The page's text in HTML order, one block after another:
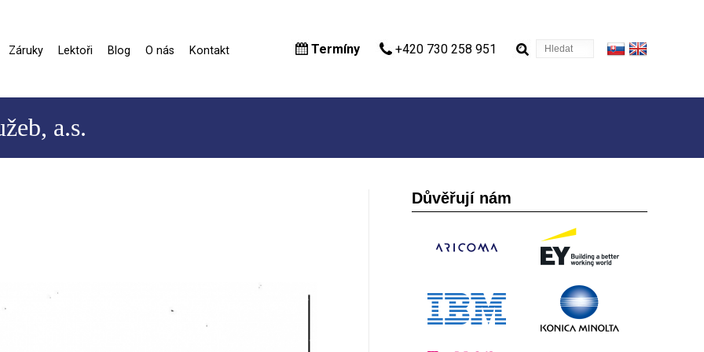
Záruky Lektoři Blog O nás Kontakt Hledat
Termíny +420 730 258 951
a.s.
Důvěřují nám